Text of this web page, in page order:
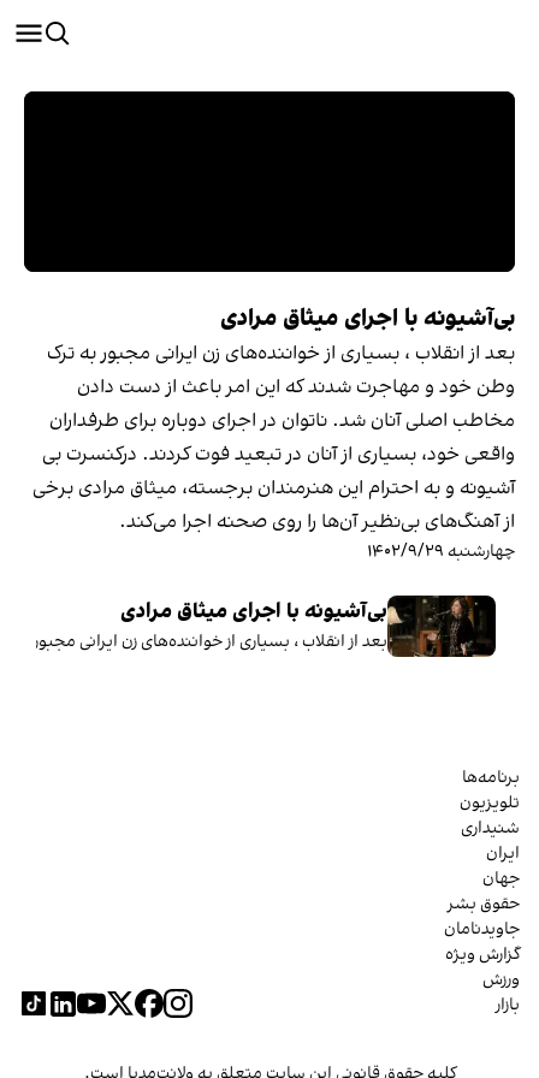
بی‌آشیونه با اجرای میثاق مرادی
بعد از انقلاب ، بسیاری از خواننده‌های زن ایرانی مجبور به ترک
وطن خود و مهاجرت شدند که این امر باعث از دست دادن
مخاطب اصلی آنان شد. ناتوان در اجرای دوباره برای طرفداران
واقعی خود، بسیاری از آنان در تبعید فوت کردند. درکنسرت بی
آشیونه و به احترام این هنرمندان برجسته، میثاق مرادی برخی
از آهنگ‌های بی‌نظیر آن‌ها را روی صحنه اجرا می‌کند.
چهارشنبه ۱۴۰۲/۹/۲۹
بی‌آشیونه با اجرای میثاق مرادی
بعد از انقلاب ، بسیاری از خواننده‌های زن ایرانی
برنامه‌ها
تلویزیون
شنیداری
ایران
جهان
حقوق بشر
جاویدنامان
گزارش ویژه
ورزش
بازار